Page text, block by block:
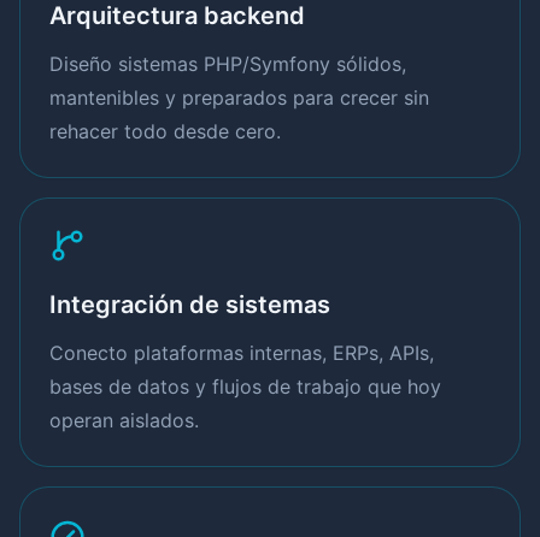
Arquitectura backend
Diseño sistemas PHP/Symfony sólidos,
mantenibles y preparados para crecer sin
rehacer todo desde cero.
Integración de sistemas
Conecto plataformas internas, ERPs, APIs,
bases de datos y flujos de trabajo que hoy
operan aislados.